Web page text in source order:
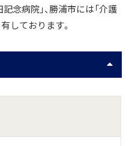
念病院」、勝浦市には「介護
しております。